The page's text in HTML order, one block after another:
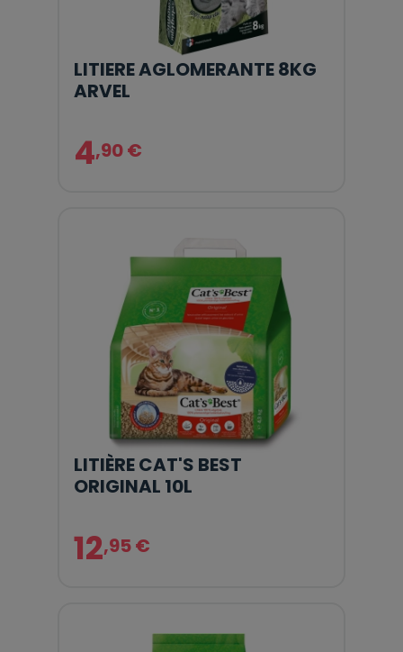
LITIERE AGLOMERANTE 8KG
ARVEL
4,90 €
LITIÈRE CAT'S BEST
ORIGINAL 10L
12,95 €